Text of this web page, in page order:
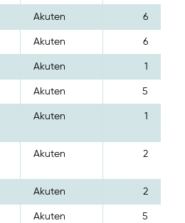
Akuten 6
Akuten 6
Akuten 1
Akuten 5
Akuten 1
Akuten 2
Akuten 2
Akuten 5